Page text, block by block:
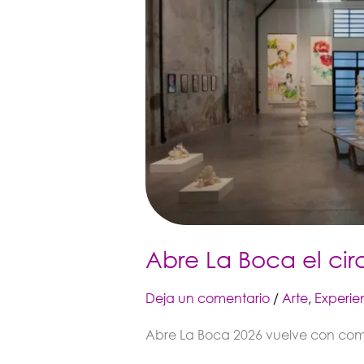
Abre La Boca el
Deja un comentario / Arte,
Abre La Boca 2026 vuelve con